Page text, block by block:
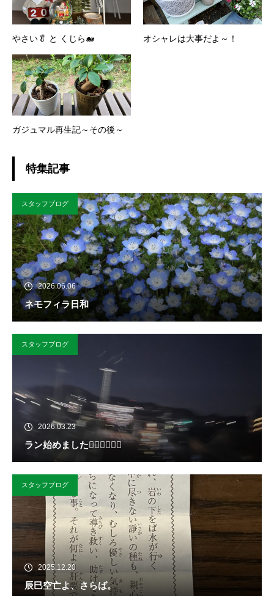
やさい🥬 と くじら🐋 オシャレは大事だよ～！
ガジュマル再生記～その後～
特集記事
スタッフブログ
2026.06.06
ネモフィラ日和
スタッフブログ
2026.03.23
ラン始めました🏃‍♀️🏃‍♀️🏃‍♀️
スタッフブログ
2025.12.20
辰巳空亡よ、さらば。